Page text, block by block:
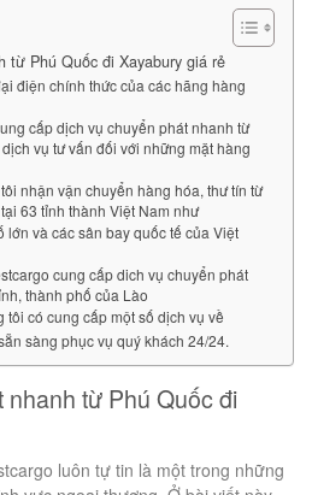
từ Phú Quốc đi Xayabury giá rẻ
điện chính thức của các hãng hàng
cấp dịch vụ chuyển phát nhanh từ
vụ tư vấn đối với những mặt hàng
nhận vận chuyển hàng hóa, thư tín từ
63 tỉnh thành Việt Nam như
lớn và các sân bay quốc tế của Việt
cung cấp dich vụ chuyển phát
thành phố của Lào
tôi có cung cấp một số dịch vụ về
sàng phục vụ quý khách 24/24.
từ Phú Quốc đi
luôn tự tin là một trong những